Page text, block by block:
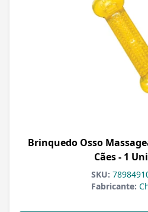
Brinquedo Osso
Cães - 1
SKU:
Fabricante: